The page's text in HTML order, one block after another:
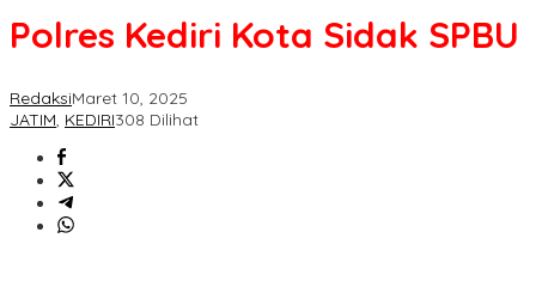
Polres Kediri Kota Sidak SPBU
RedaksiMaret 10, 2025
JATIM, KEDIRI308 Dilihat